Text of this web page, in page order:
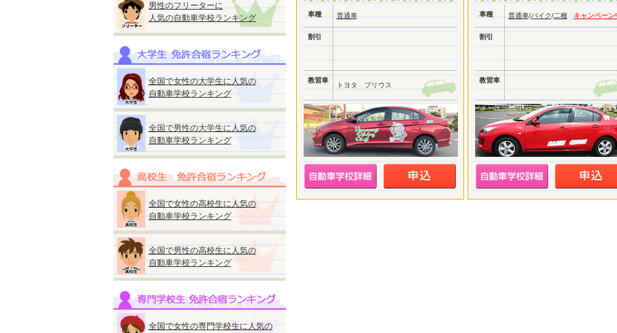
男性のフリーターに
人気の自動車学校ランキング
全国で女性の大学生に人気の
自動車学校ランキング
全国で男性の大学生に人気の
自動車学校ランキング
全国で女性の高校生に人気の
自動車学校ランキング
全国で男性の高校生に人気の
自動車学校ランキング
全国で女性の専門学校生に人気の
車種 普通車
割引
教習車
トヨタ プリウス
車種 普通車/バイク/二種 キャンペーン
割引
教習車